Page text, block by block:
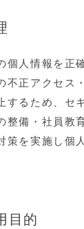
個人情報を正
不正アクセス
するため、セ
整備・社員教
策を実施し個
目的